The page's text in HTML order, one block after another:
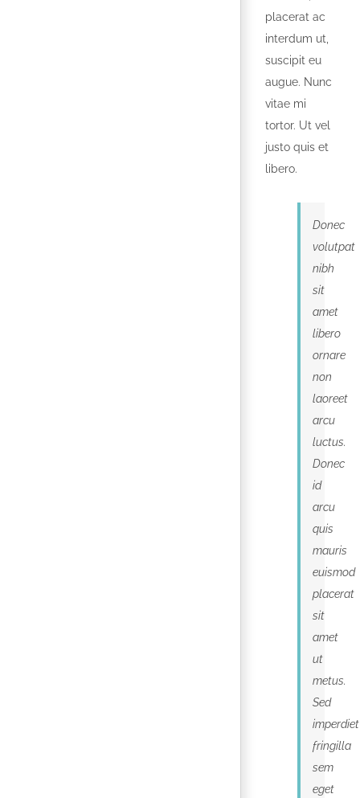
placerat ac
interdum ut,
suscipit eu
augue. Nunc
vitae mi
tortor. Ut vel
justo quis et
libero.
Donec
volutpat
nibh
sit
amet
libero
ornare
non
laoreet
arcu
luctus.
Donec
id
arcu
quis
mauris
euismod
placerat
sit
amet
ut
metus.
Sed
imperdiet
fringilla
sem
eget